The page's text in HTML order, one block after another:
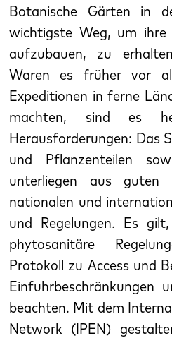
Botanische Gärten in
wichtigste Weg, um ihre
aufzubauen, zu
Waren es früher vor
Expeditionen in ferne
machten, sind es
Herausforderungen: Das
und Pflanzenteilen
unterliegen aus guten
nationalen und
und Regelungen. Es
phytosanitäre
Protokoll zu Access und
Einfuhrbeschränkungen
beachten. Mit dem
Network (IPEN)